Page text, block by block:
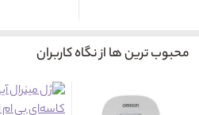
محبوب ترین ها از نگاه کاربران